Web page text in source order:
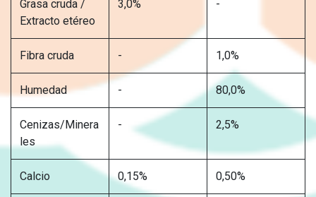
Grasa cruda /
Extracto etéreo
3,0% -
Fibra cruda - 1,0%
Humedad - 80,0%
Cenizas/Minera
les
- 2,5%
Calcio 0,15% 0,50%